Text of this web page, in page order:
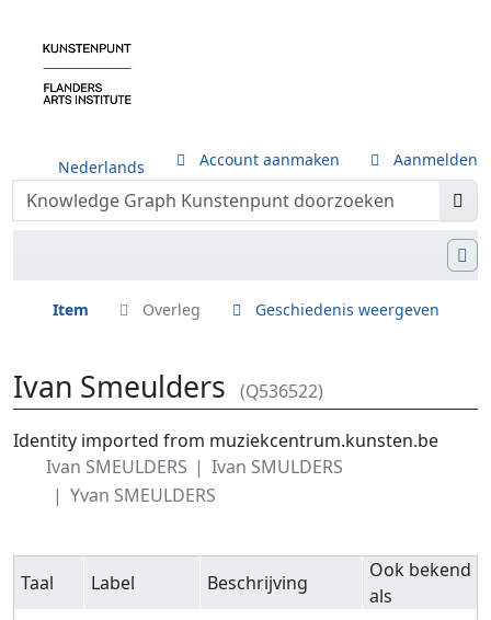
Nederlands Account aanmaken Aanmelden
Item Overleg Geschiedenis weergeven
Ivan Smeulders (Q536522)
Ga naar: navigatie ,zoeken
Identity imported from muziekcentrum.kunsten.be
Ivan SMEULDERS
Ivan SMULDERS
Yvan SMEULDERS
Taal Label Beschrijving
Ook bekend
als